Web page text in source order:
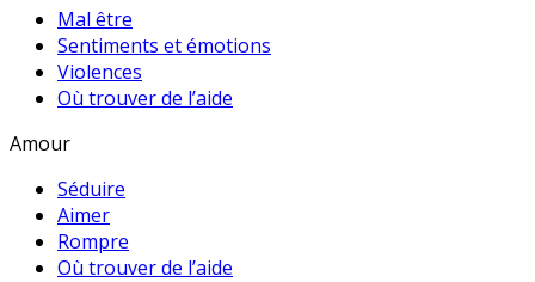
Mal être
Sentiments et émotions
Violences
Où trouver de l’aide
Amour
Séduire
Aimer
Rompre
Où trouver de l’aide